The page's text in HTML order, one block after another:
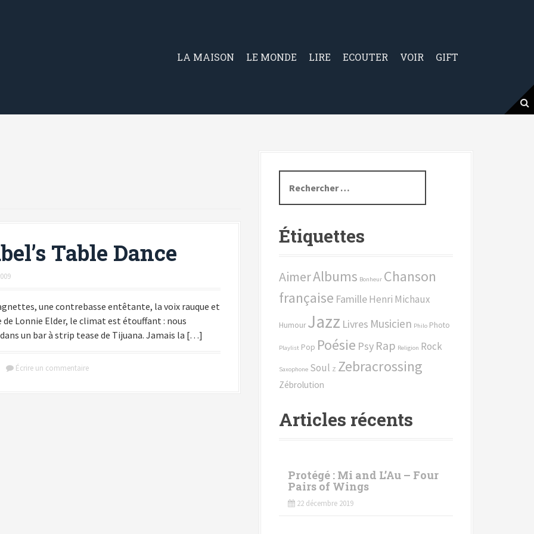
LA MAISON LE MONDE LIRE ECOUTER VOIR GIFT
Table Dance
une contrebasse entêtante, la voix rauque et
de Lonnie Elder, le climat est étouffant : nous
un bar à strip tease de Tijuana. Jamais la […]
Écrire un commentaire
c
e
h
e
p
o
r
Étiquettes
AimerAlbums Bonheur Chanson
française FamilleHenri Michaux
Humour Jazz Livres Musicien Philo Photo
Playlist Pop Poésie Psy Rap Religion Rock
Saxophone Soul Z Zebracrossing
Zébrolution
Articles récents
Protégé : Mi and L’Au – Four
Pairs of Wings
22 décembre 2019